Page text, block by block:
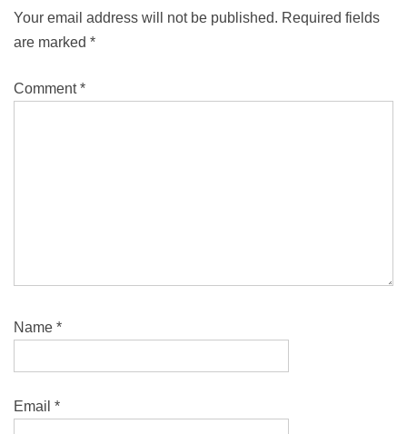
Your email address will not be published. Required fields
are marked *
Comment*
Name *
Email *